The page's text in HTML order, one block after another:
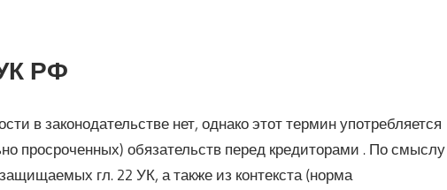
РФ
в законодательстве нет, однако этот термин употребляется
просроченных) обязательств перед кредиторами . По смыслу
гл. 22 УК, а также из контекста (норма